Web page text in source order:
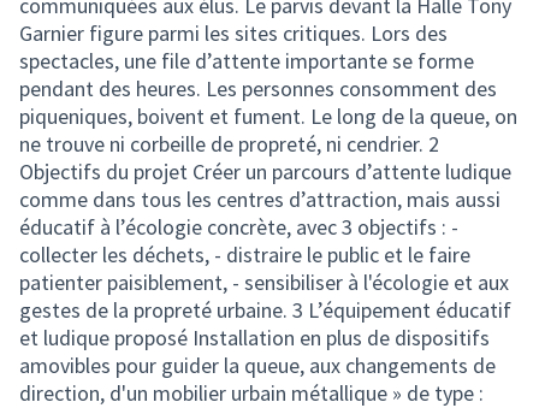
Garnier figure parmi les sites critiques. Lors des
spectacles, une file d’attente importante se forme
pendant des heures. Les personnes consomment des
piqueniques, boivent et fument. Le long de la queue, on
ne trouve ni corbeille de propreté, ni cendrier. 2
Objectifs du projet Créer un parcours d’attente ludique
comme dans tous les centres d’attraction, mais aussi
éducatif à l’écologie concrète, avec 3 objectifs : -
collecter les déchets, - distraire le public et le faire
patienter paisiblement, - sensibiliser à l'écologie et aux
gestes de la propreté urbaine. 3 L’équipement éducatif
et ludique proposé Installation en plus de dispositifs
amovibles pour guider la queue, aux changements de
direction, d'un mobilier urbain métallique » de type :